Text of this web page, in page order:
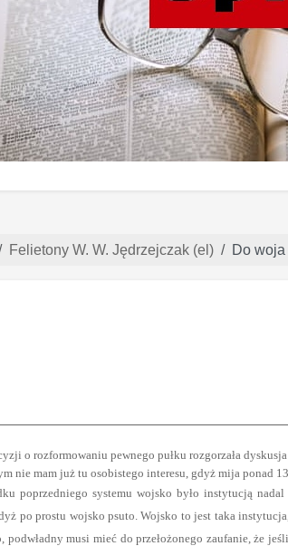
Felietony W. W. Jędrzejczak (el) Do woja
o rozformowaniu pewnego pułku rozgorzała
nie mam już tu osobistego interesu, gdyż mija ponad
poprzedniego systemu wojsko było instytucją
po prostu wojsko psuto. Wojsko to jest taka
podwładny musi mieć do przełożonego zaufanie, że